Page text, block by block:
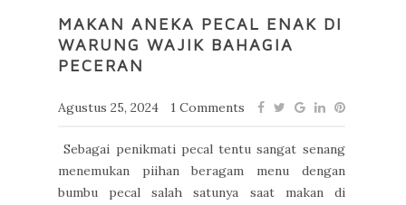
MAKAN ANEKA PECAL ENAK DI
WARUNG WAJIK BAHAGIA
PECERAN
Agustus 25, 2024 1 Comments
Sebagai penikmati pecal tentu sangat senang
menemukan piihan beragam menu dengan
bumbu pecal salah satunya saat makan di